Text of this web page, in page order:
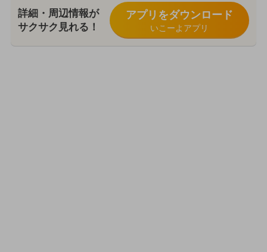
詳細・周辺情報が
サクサク見れる！
アプリをダウンロード
いこーよアプリ